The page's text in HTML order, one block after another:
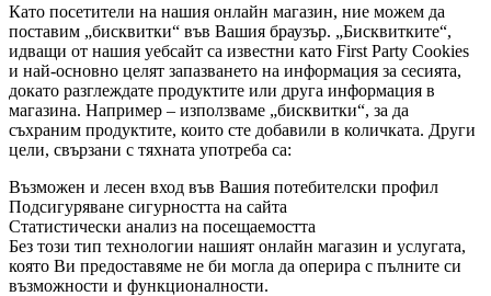
Като посетители на нашия онлайн магазин, ние можем да
поставим „бисквитки“ във Вашия браузър. „Бисквитките“,
идващи от нашия уебсайт са известни като First Party Cookies
и най-основно целят запазването на информация за сесията,
докато разглеждате продуктите или друга информация в
магазина. Например – използваме „бисквитки“, за да
съхраним продуктите, които сте добавили в количката. Други
цели, свързани с тяхната употреба са:
Възможен и лесен вход във Вашия потебителски профил
Подсигуряване сигурността на сайта
Статистически анализ на посещаемостта
Без този тип технологии нашият онлайн магазин и услугата,
която Ви предоставяме не би могла да оперира с пълните си
възможности и функционалности.